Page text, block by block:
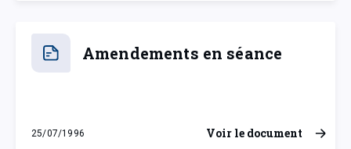
Amendements en séance
25/07/1996
jeudi 25 juillet 1996
Voir le document